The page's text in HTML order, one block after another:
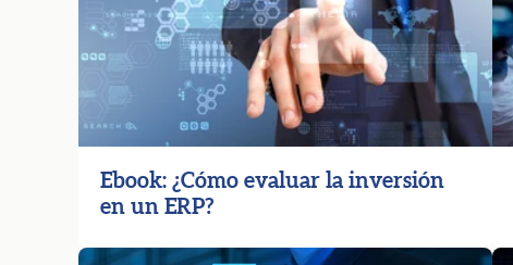
Ebook: ¿Cómo evaluar la inversión
en un ERP?